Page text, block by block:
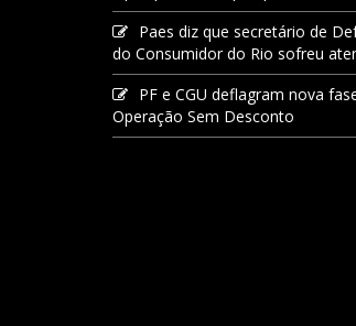
Paes diz que secretário de
do Consumidor do Rio sofreu
PF e CGU deflagram nova
Operação Sem Desconto